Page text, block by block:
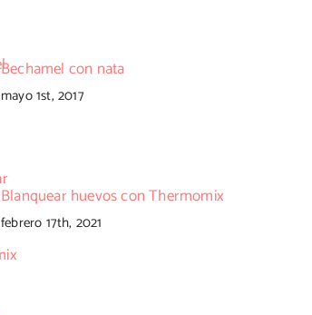
Bechamel con nata
mayo 1st, 2017
Blanquear huevos con Thermomix
febrero 17th, 2021